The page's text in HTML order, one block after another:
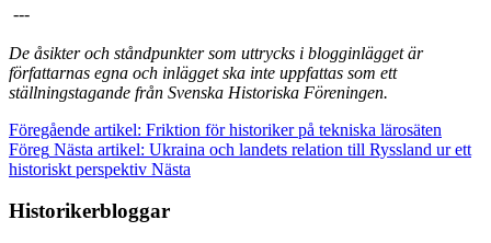
---
De åsikter och ståndpunkter som uttrycks i blogginlägget är
författarnas egna och inlägget ska inte uppfattas som ett
ställningstagande från Svenska Historiska Föreningen.
Föregående artikel: Friktion för historiker på tekniska lärosäten
Föreg Nästa artikel: Ukraina och landets relation till Ryssland ur ett
historiskt perspektiv Nästa
Historikerbloggar